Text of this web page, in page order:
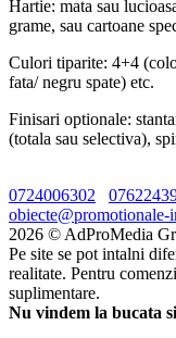
Hartie: mata sau
grame, sau cartoane
Culori tiparite: 4+4
fata/ negru spate) etc.
Finisari optionale:
(totala sau selectiva),
0724006302
obiecte@promotionale-
2026 © AdProMedia
Pe site se pot intalni
realitate. Pentru
suplimentare.
Nu vindem la bucata